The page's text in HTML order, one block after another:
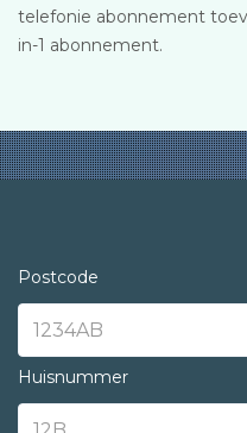
telefonie abonnement
in-1 abonnement.
Postcode
Huisnummer